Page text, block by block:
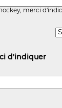
merci
d'indiquer